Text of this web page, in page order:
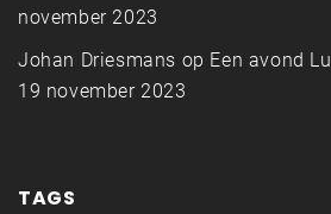
november 2023
Johan Driesmans op Een avond
19 november 2023
TAGS